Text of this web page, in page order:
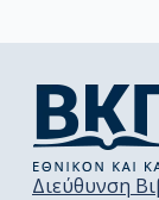
Διεύθυνση